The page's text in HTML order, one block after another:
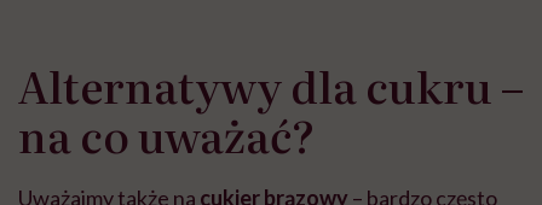
Alternatywy dla cukru –
na co uważać?
Uważajmy także na cukier brązowy – bardzo często